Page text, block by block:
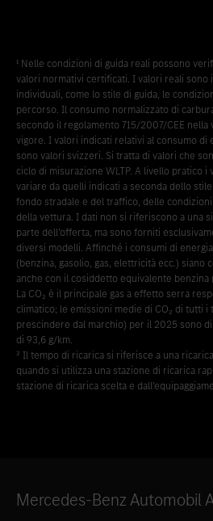
¹ Nelle condizioni di guida reali possono
valori normativi certificati. I valori reali
individuali, come lo stile di guida, le
percorso. Il consumo normalizzato di
secondo il regolamento 715/2007/CEE
vigore. I valori indicati relativi al consumo di
sono valori svizzeri. Si tratta di valori che
ciclo di misurazione WLTP. A livello pratico
variare da quelli indicati a seconda dello
fondo stradale e del traffico, delle
della vettura. I dati non si riferiscono a una
parte dell’offerta, ma sono forniti
diversi modelli. Affinché i consumi di
(benzina, gasolio, gas, elettricità ecc.) siano
anche con il cosiddetto equivalente benzina
La CO₂ è il principale gas a effetto serra
climatico; le emissioni medie di CO₂ di tutti
prescindere dal marchio) per il 2025 sono
di 93,6 g/km.
² Il tempo di ricarica si riferisce a una
quando si utilizza una stazione di ricarica
stazione di ricarica scelta e
Mercedes-Benz Automobil